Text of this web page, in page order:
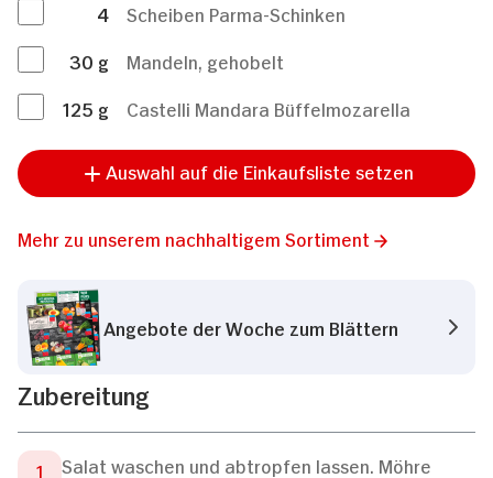
4
Scheiben Parma-Schinken
30 g
Mandeln, gehobelt
125 g Castelli Mandara Büffelmozarella
Auswahl auf die Einkaufsliste setzen
Mehr zu unserem nachhaltigem Sortiment
Angebote der Woche zum Blättern
Zubereitung
Salat waschen und abtropfen lassen. Möhre